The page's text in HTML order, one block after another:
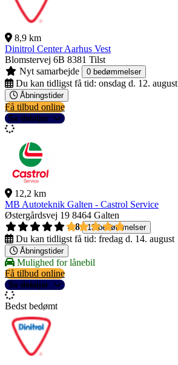
8,9 km
Dinitrol Center Aarhus Vest
Blomstervej 6B 8381 Tilst
Nyt samarbejde
0 bedømmelser
Du kan tidligst få tid: onsdag d. 12. august
Åbningstider
Få tilbud online
Se detaljer
12,2 km
MB Autoteknik Galten - Castrol Service
Østergårdsvej 19 8464 Galten
4,8
13 bedømmelser
Du kan tidligst få tid: fredag d. 14. august
Åbningstider
Mulighed for lånebil
Få tilbud online
Se detaljer
Bedst bedømt